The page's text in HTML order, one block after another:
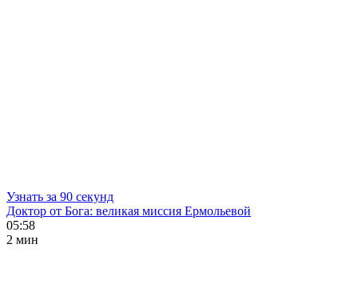
Узнать за 90 секунд
Доктор от Бога: великая миссия Ермольевой
05:58
2 мин